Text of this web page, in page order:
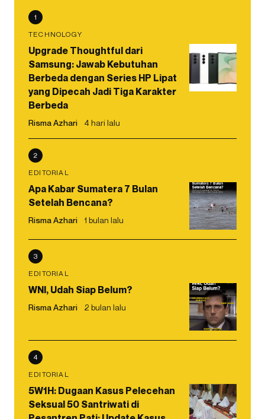
1
TECHNOLOGY
Upgrade Thoughtful dari
Samsung: Jawab Kebutuhan
Berbeda dengan Series HP Lipat
yang Dipecah Jadi Tiga Karakter
Berbeda
Risma Azhari 4 hari lalu
2
EDITORIAL
Apa Kabar Sumatera 7 Bulan
Setelah Bencana?
Risma Azhari 1 bulan lalu
3
EDITORIAL
WNI, Udah Siap Belum?
Risma Azhari 2 bulan lalu
4
EDITORIAL
5W1H: Dugaan Kasus Pelecehan
Seksual 50 Santriwati di